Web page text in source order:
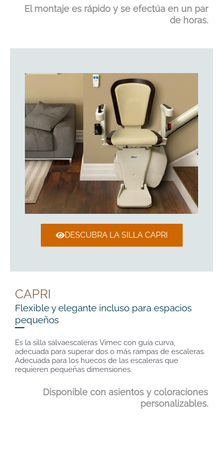
El montaje es rápido y se efectúa en un par
de horas.
DESCUBRA LA SILLA CAPRI
CAPRI
Flexible y elegante incluso para espacios
pequeños
Es la silla salvaescaleras Vimec con guía curva,
adecuada para superar dos o más rampas de escaleras.
Adecuada para los huecos de las escaleras que
requieren pequeñas dimensiones.
Disponible con asientos y coloraciones
personalizables.